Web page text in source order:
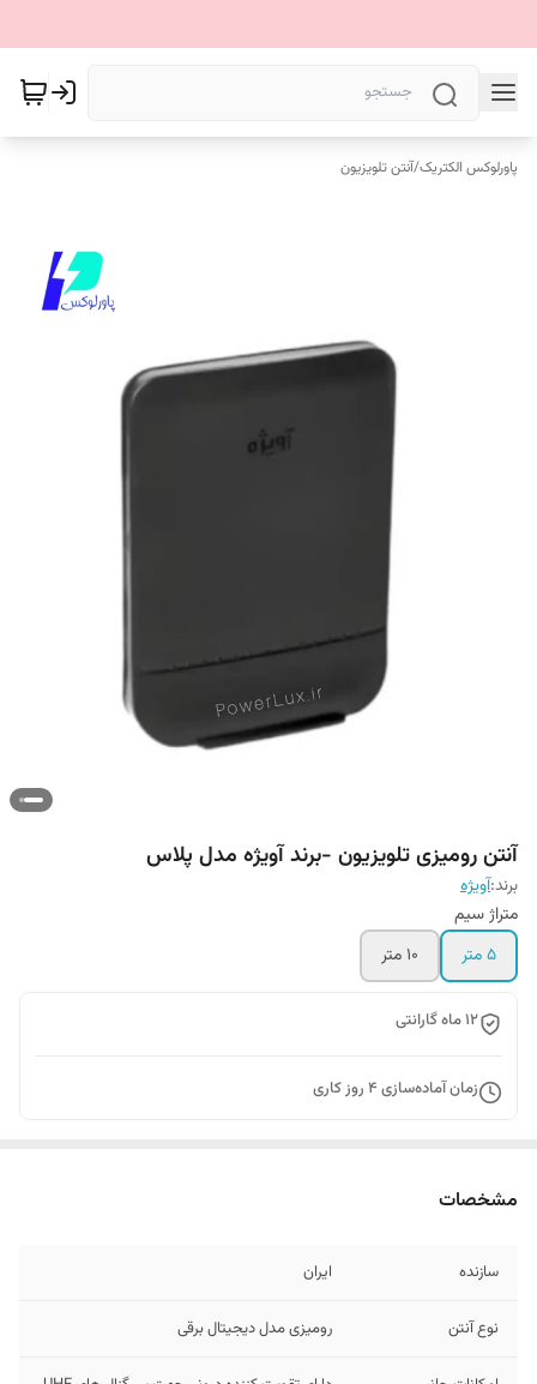
پاورلوکس الکتریک/آنتن تلویزیون
آنتن رومیزی تلویزیون -برند آویژه مدل پلاس
برند:آویژه
متراژ سیم
۵ متر
۱۰ متر
۱۲ ماه گارانتی
زمان آماده‌سازی 4 روز کاری
مشخصات
سازنده ایران
نوع آنتن رومیزی مدل دیجیتال برقی